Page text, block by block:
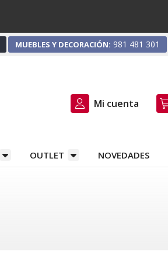
MUEBLES Y DECORACIÓN: 981 481 301
Mi cuenta
OUTLET NOVEDADES